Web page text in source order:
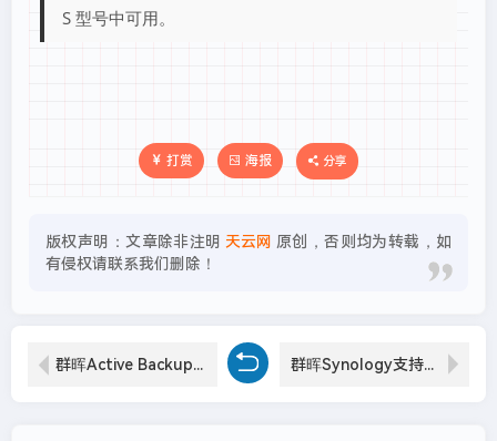
S 型号中可用。
打赏 海报 分享
版权声明：文章除非注明 天云网 原创，否则均为转载，如
有侵权请联系我们删除！
群晖Active Backup for Business支持备份哪些系统数据？ 群晖Synology支持的SSD缓存类型